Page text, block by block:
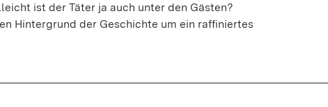
ist der Täter ja auch unter den Gästen?
Hintergrund der Geschichte um ein raffiniertes